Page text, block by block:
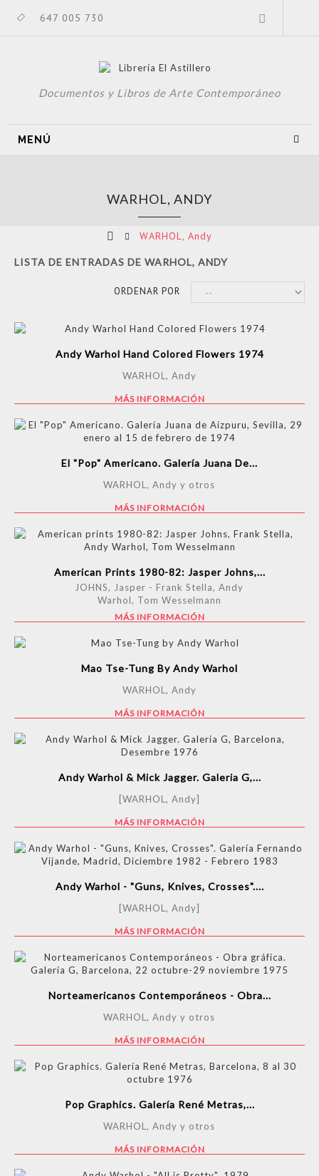
647 005 730
Documentos y Libros de Arte Contemporáneo
MENÚ
WARHOL, ANDY
WARHOL, Andy
LISTA DE ENTRADAS DE WARHOL, ANDY
ORDENAR POR
Andy Warhol Hand Colored Flowers 1974
WARHOL, Andy
MÁS INFORMACIÓN
El "Pop" Americano. Galería Juana De...
WARHOL, Andy y otros
MÁS INFORMACIÓN
American Prints 1980-82: Jasper Johns,...
JOHNS, Jasper - Frank Stella, Andy
Warhol, Tom Wesselmann
MÁS INFORMACIÓN
Mao Tse-Tung By Andy Warhol
WARHOL, Andy
MÁS INFORMACIÓN
Andy Warhol & Mick Jagger. Galeria G,...
[WARHOL, Andy]
MÁS INFORMACIÓN
Andy Warhol - "Guns, Knives, Crosses"....
[WARHOL, Andy]
MÁS INFORMACIÓN
Norteamericanos Contemporáneos - Obra...
WARHOL, Andy y otros
MÁS INFORMACIÓN
Pop Graphics. Galería René Metras,...
WARHOL, Andy y otros
MÁS INFORMACIÓN